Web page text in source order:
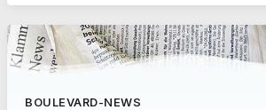
BOULEVARD-NEWS